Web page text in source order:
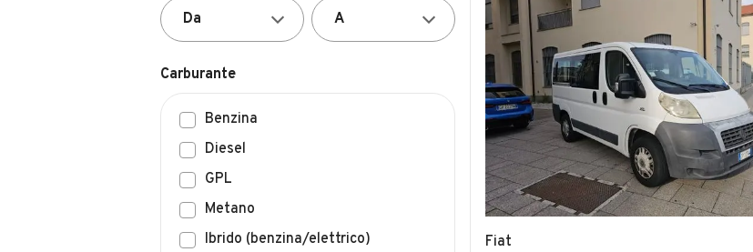
Carburante
Benzina
Diesel
GPL
Metano
Ibrido (benzina/elettrico)
Fiat